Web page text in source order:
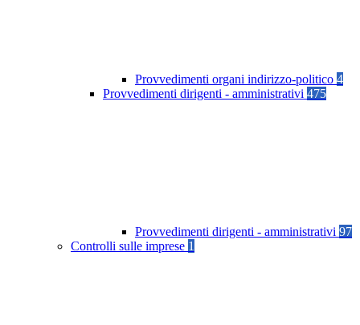
Provvedimenti organi indirizzo-politico 4
Provvedimenti dirigenti - amministrativi 475
Provvedimenti dirigenti - amministrativi 97
Controlli sulle imprese 1